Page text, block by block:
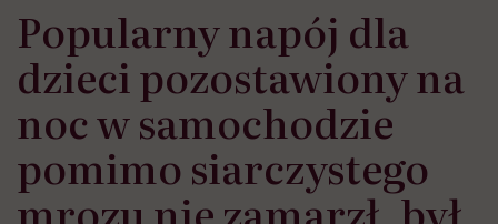
Popularny napój dla
dzieci pozostawiony na
noc w samochodzie
pomimo siarczystego